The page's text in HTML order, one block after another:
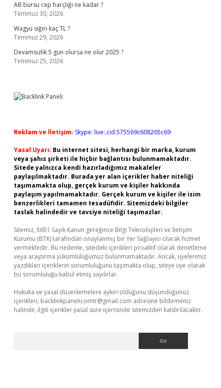
AB bursu cep harçlığı ne kadar ?
Temmuz 30, 2026
Wagyu sığırı kaç TL ?
Temmuz 29, 2026
Devamsızlık 5 gün olursa ne olur 2025 ?
Temmuz 25, 2026
Reklam ve İletişim: Skype: live:.cid.575569c608265c69
Yasal Uyarı: Bu internet sitesi, herhangi bir marka, kurum
veya şahıs şirketi ile hiçbir bağlantısı bulunmamaktadır.
Sitede yalnızca kendi hazırladığımız makaleler
paylaşılmaktadır. Burada yer alan içerikler haber niteliği
taşımamakta olup, gerçek kurum ve kişiler hakkında
paylaşım yapılmamaktadır. Gerçek kurum ve kişiler ile isim
benzerlikleri tamamen tesadüfidir. Sitemizdeki bilgiler
taslak halindedir ve tavsiye niteliği taşımazlar.
Sitemiz, 5651 Sayılı Kanun gereğince Bilgi Teknolojileri ve İletişim
Kurumu (BTK) tarafından onaylanmış bir Yer Sağlayıcı olarak hizmet
vermektedir. Bu nedenle, sitedeki içerikleri proaktif olarak denetleme
veya araştırma yükümlülüğümüz bulunmamaktadır. Ancak, üyelerimiz
yazdıkları içeriklerin sorumluluğunu taşımakta olup, siteye üye olarak
bu sorumluluğu kabul etmiş sayılırlar.
Hukuka ve yasal düzenlemelere aykırı olduğunu düşündüğünüz
içerikleri, backlinkpanelicomtr@gmail.com adresine bildirmeniz
halinde, ilgili içerikler yasal süre içerisinde sitemizden kaldırılacaktır.